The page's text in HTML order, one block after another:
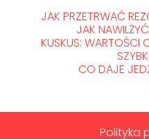
JAK PRZETRWAĆ
JAK
KUSKUS: WARTOŚCI
CO DAJE
Polityka